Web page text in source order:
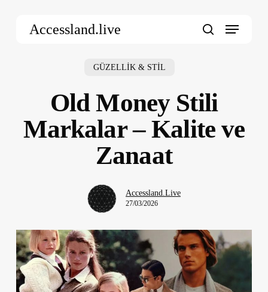
Accessland.live Menu
GÜZELLİK & STİL
Old Money Stili
Markalar – Kalite ve
Zanaat
Accessland.Live
27/03/2026